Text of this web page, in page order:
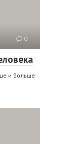
0
и больше